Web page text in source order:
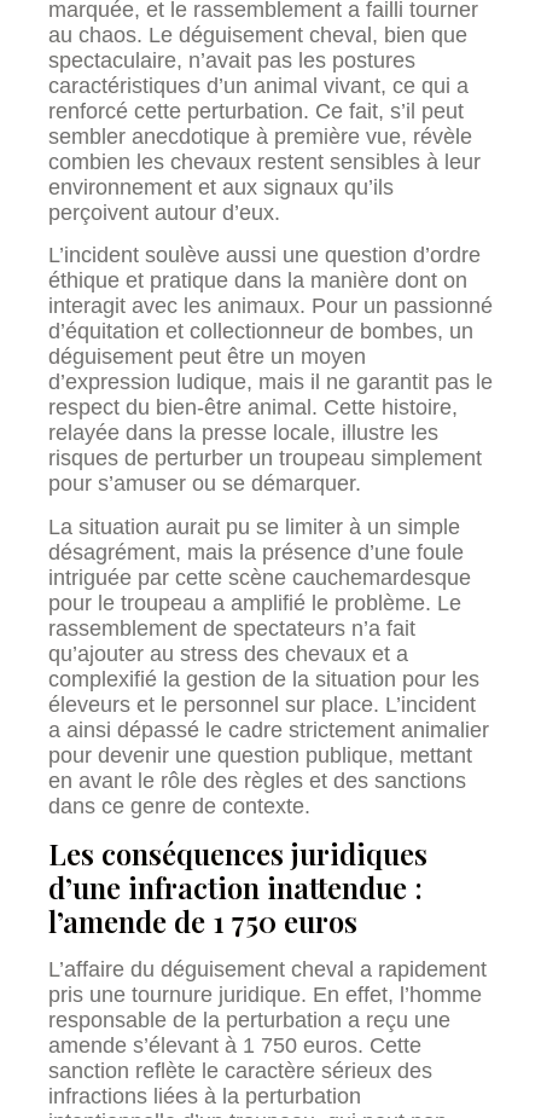
marquée, et le rassemblement a failli tourner
au chaos. Le déguisement cheval, bien que
spectaculaire, n’avait pas les postures
caractéristiques d’un animal vivant, ce qui a
renforcé cette perturbation. Ce fait, s’il peut
sembler anecdotique à première vue, révèle
combien les chevaux restent sensibles à leur
environnement et aux signaux qu’ils
perçoivent autour d’eux.
L’incident soulève aussi une question d’ordre
éthique et pratique dans la manière dont on
interagit avec les animaux. Pour un passionné
d’équitation et collectionneur de bombes, un
déguisement peut être un moyen
d’expression ludique, mais il ne garantit pas le
respect du bien-être animal. Cette histoire,
relayée dans la presse locale, illustre les
risques de perturber un troupeau simplement
pour s’amuser ou se démarquer.
La situation aurait pu se limiter à un simple
désagrément, mais la présence d’une foule
intriguée par cette scène cauchemardesque
pour le troupeau a amplifié le problème. Le
rassemblement de spectateurs n’a fait
qu’ajouter au stress des chevaux et a
complexifié la gestion de la situation pour les
éleveurs et le personnel sur place. L’incident
a ainsi dépassé le cadre strictement animalier
pour devenir une question publique, mettant
en avant le rôle des règles et des sanctions
dans ce genre de contexte.
Les conséquences juridiques
d’une infraction inattendue :
l’amende de 1 750 euros
L’affaire du déguisement cheval a rapidement
pris une tournure juridique. En effet, l’homme
responsable de la perturbation a reçu une
amende s’élevant à 1 750 euros. Cette
sanction reflète le caractère sérieux des
infractions liées à la perturbation